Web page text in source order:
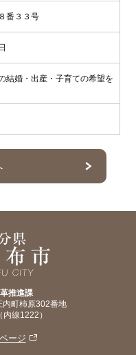
番３３号
結婚・出産・子育ての希望を
推進課
町柿原302番地
線1222）
ージ